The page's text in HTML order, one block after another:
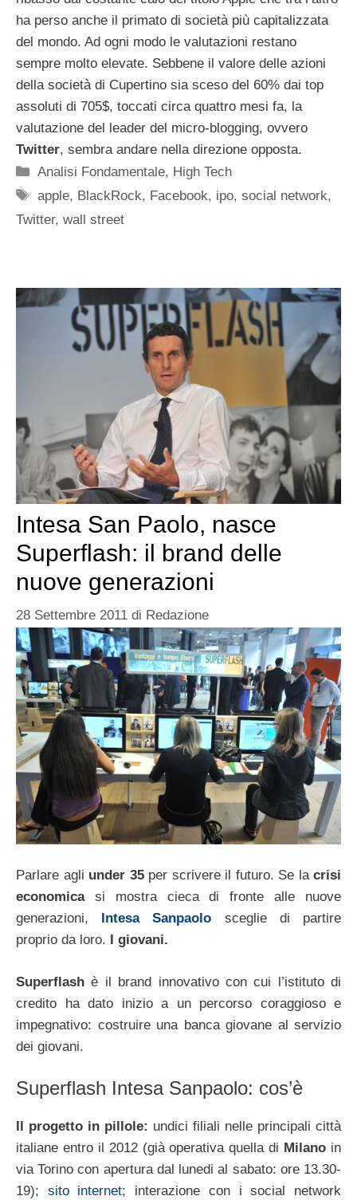
ha perso anche il primato di società più capitalizzata
del mondo. Ad ogni modo le valutazioni restano
sempre molto elevate. Sebbene il valore delle azioni
della società di Cupertino sia sceso del 60% dai top
assoluti di 705$, toccati circa quattro mesi fa, la
valutazione del leader del micro-blogging, ovvero
Twitter, sembra andare nella direzione opposta.
Categorie
Analisi Fondamentale, High Tech
Tag
apple, BlackRock, Facebook, ipo,social network,
Twitter, wall street
Intesa San Paolo, nasce
Superflash: il brand delle
nuove generazioni
28 Settembre 2011 di Redazione
Parlare agli under 35per scrivere il futuro. Se la crisi
economicasi mostra cieca di fronte alle nuove
generazioni, Intesa Sanpaolo sceglie di partire
proprio da loro. I giovani.
Superflash è il brand innovativo con cui l’istituto di
credito ha dato inizio a un percorso coraggioso e
impegnativo: costruire una banca giovane al servizio
dei giovani.
Superflash Intesa Sanpaolo: cos’è
Il progetto in pillole: undici filiali nelle principali città
italiane entro il 2012 (già operativa quella di Milano in
via Torino con apertura dal lunedi al sabato: ore 13.30-
19); sito internet; interazione con i social network